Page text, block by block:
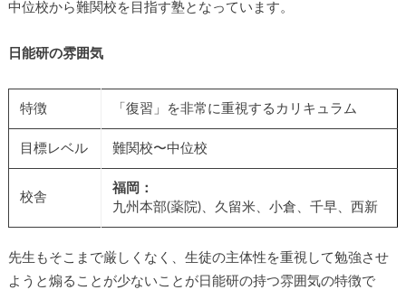
中位校から難関校を目指す塾となっています。
日能研の雰囲気
特徴 「復習」を非常に重視するカリキュラム
目標レベル 難関校〜中位校
校舎
福岡：
九州本部(薬院)、久留米、小倉、千早、西新
先生もそこまで厳しくなく、生徒の主体性を重視して勉強させ
ようと煽ることが少ないことが日能研の持つ雰囲気の特徴で